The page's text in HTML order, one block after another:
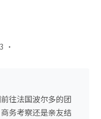
·
往法国波尔多的团
务考察还是亲友结